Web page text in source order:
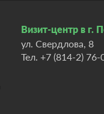
Визит-центр в г.
ул. Свердлова, 8
Тел. +7 (814-2) 76-